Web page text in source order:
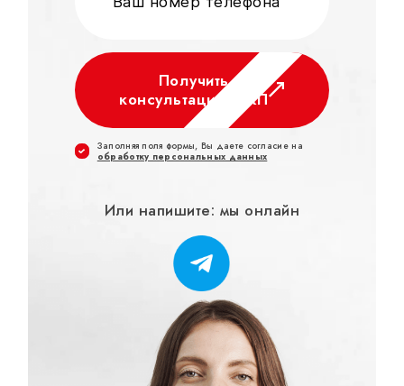
Получить
консультацию и КП
Заполняя поля формы, Вы даете согласие на
обработку персональных данных
Или напишите: мы онлайн